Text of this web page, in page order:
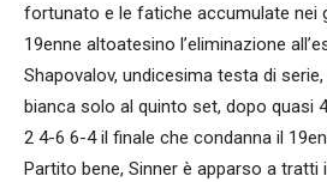
fortunato e le fatiche accumulate nei
19enne altoatesino l’eliminazione
Shapovalov, undicesima testa di
bianca solo al quinto set, dopo quasi
2 4-6 6-4 il finale che condanna il
Partito bene, Sinner è apparso a tratti